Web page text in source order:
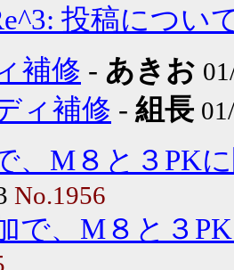
投稿につい
補修 - あきお
ィ補修 - 組長
、M８と３PK
No.1956
で、M８と３